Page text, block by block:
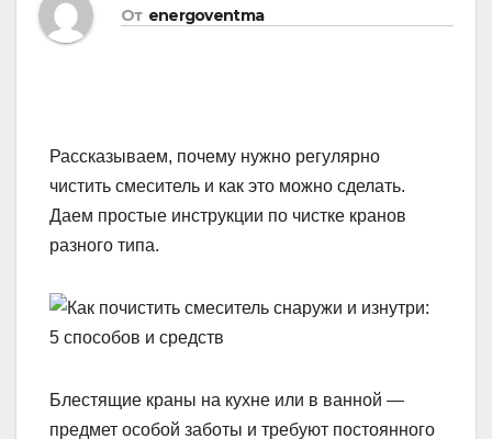
От energoventma
Рассказываем, почему нужно регулярно
чистить смеситель и как это можно сделать.
Даем простые инструкции по чистке кранов
разного типа.
Блестящие краны на кухне или в ванной —
предмет особой заботы и требуют постоянного